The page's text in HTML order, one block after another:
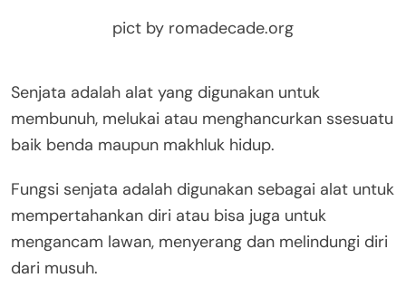
pict by romadecade.org
Senjata adalah alat yang digunakan untuk
membunuh, melukai atau menghancurkan ssesuatu
baik benda maupun makhluk hidup.
Fungsi senjata adalah digunakan sebagai alat untuk
mempertahankan diri atau bisa juga untuk
mengancam lawan, menyerang dan melindungi diri
dari musuh.